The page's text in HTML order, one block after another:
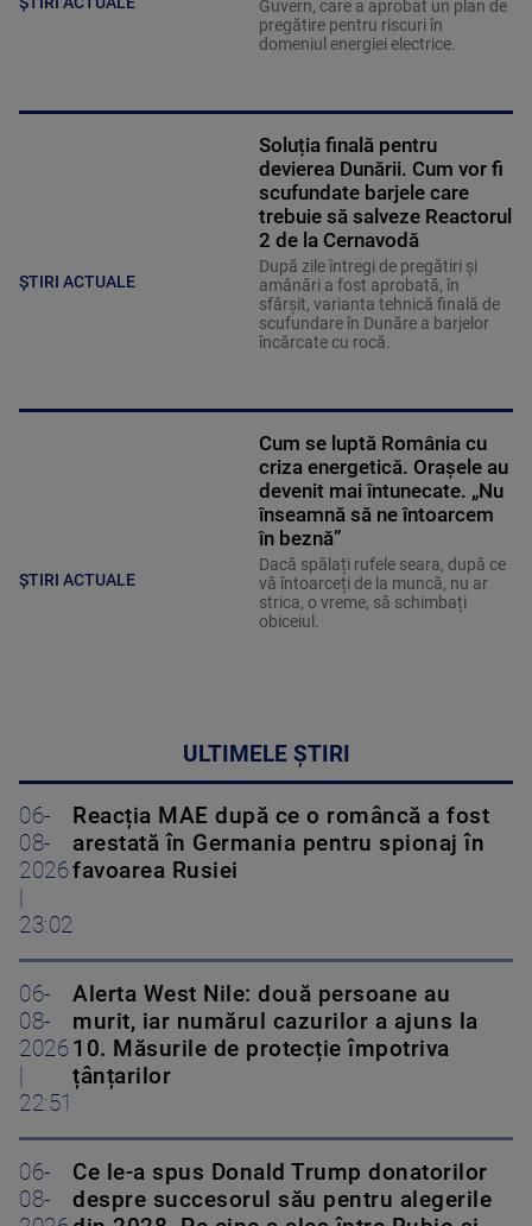
Guvern, care a aprobat un plan de
pregătire pentru riscuri în
domeniul energiei electrice.
ȘTIRI ACTUALE
Soluția finală pentru
devierea Dunării. Cum vor fi
scufundate barjele care
trebuie să salveze Reactorul
2 de la Cernavodă
După zile întregi de pregătiri și
amânări a fost aprobată, în
sfârșit, varianta tehnică finală de
scufundare în Dunăre a barjelor
încărcate cu rocă.
ȘTIRI ACTUALE
Cum se luptă România cu
criza energetică. Orașele au
devenit mai întunecate. „Nu
înseamnă să ne întoarcem
în beznă”
Dacă spălați rufele seara, după ce
vă întoarceți de la muncă, nu ar
strica, o vreme, să schimbați
obiceiul.
ULTIMELE ȘTIRI
06-
08-
2026
23:02
Reacția MAE după ce o româncă a fost
arestată în Germania pentru spionaj în
favoarea Rusiei
06-
08-
2026
22:51
Alerta West Nile: două persoane au
murit, iar numărul cazurilor a ajuns la
10. Măsurile de protecție împotriva
țânțarilor
06-
08-
Ce le-a spus Donald Trump donatorilor
despre succesorul său pentru alegerile